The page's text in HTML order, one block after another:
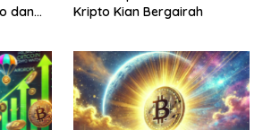
dan
Kripto Kian Bergairah